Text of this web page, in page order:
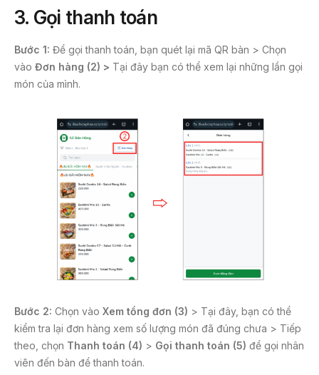
3. Gọi thanh toán
Bước 1: Để gọi thanh toán, bạn quét lại mã QR bàn > Chọn
vào Đơn hàng (2) > Tại đây bạn có thể xem lại những lần gọi
món của mình.
Bước 2: Chọn vào Xem tổng đơn (3) > Tại đây, bạn có thể
kiểm tra lại đơn hàng xem số lượng món đã đúng chưa > Tiếp
theo, chọn Thanh toán (4) > Gọi thanh toán (5) để gọi nhân
viên đến bàn để thanh toán.